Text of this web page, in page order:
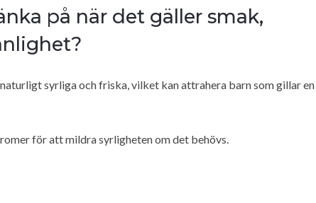
på när det gäller smak,
syrliga och friska, vilket kan attrahera barn som gillar en
för att mildra syrligheten om det behövs.